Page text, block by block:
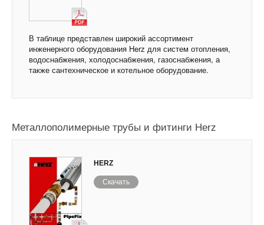
В таблице представлен широкий ассортимент
инженерного оборудования Herz для систем отопления,
водоснабжения, холодоснабжения, газоснабжения, а
также сантехническое и котельное оборудование.
Металлополимерные трубы и фитинги Herz
HERZ
Скачать